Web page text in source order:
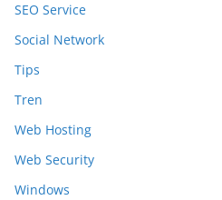
SEO Service
Social Network
Tips
Tren
Web Hosting
Web Security
Windows